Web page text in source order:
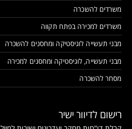
משרדים להשכרה
משרדים למכירה בפתח תקווה
מבני תעשייה לוגיסטיקה ומחסנים להשכרה
מבני תעשייה, לוגיסטיקה ומחסנים למכירה
מסחר להשכרה
רישום לדיוור ישיר